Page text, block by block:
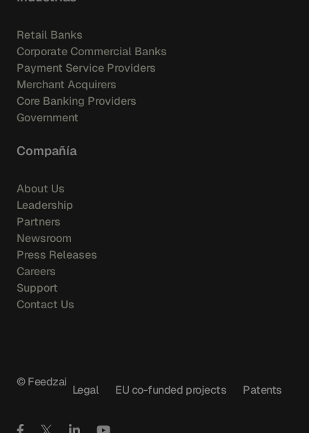
Retail Banks
Corporate Commercial Banks
Payment Service Providers
Merchant Acquirers
Core Banking Providers
Government
Compañía
About Us
Leadership
Partners
Newsroom
Press Releases
Careers
Support
Contact Us
© Feedzai
Legal EU co-funded projects Patents